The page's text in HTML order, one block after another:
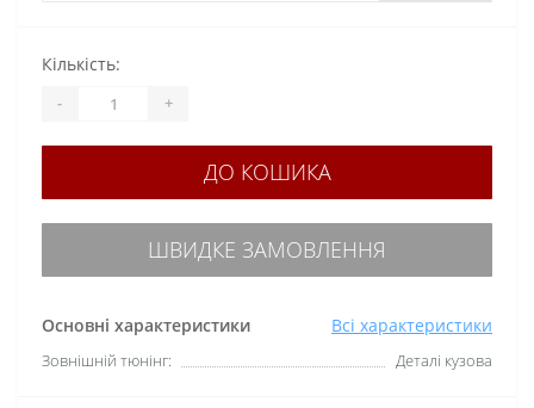
Основні характеристики Всі характеристики
Зовнішній тюнінг: Деталі кузова
Кількість:
- +
ДО КОШИКА
ШВИДКЕ ЗАМОВЛЕННЯ